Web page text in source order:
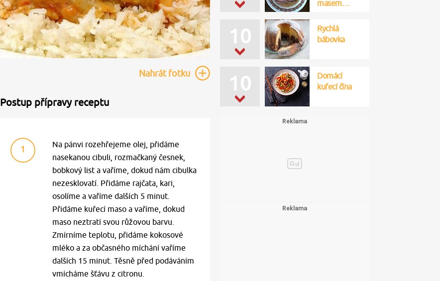
Nahrátfotku
Postup přípravy receptu
1
Na pánvi rozehřejeme olej, přidáme
nasekanou cibuli, rozmačkaný česnek,
bobkový list a vaříme, dokud nám cibulka
nezesklovatí. Přidáme rajčata, kari,
osolíme a vaříme dalších 5 minut.
Přidáme kuřecí maso a vaříme, dokud
maso neztratí svou růžovou barvu.
Zmírníme teplotu, přidáme kokosové
mléko a za občasného míchání vaříme
dalších 15 minut. Těsně před podáváním
vmícháme šťávu z citronu.
masem…
10
Rychlá
bábovka
10
Domácí
kuřecí čína